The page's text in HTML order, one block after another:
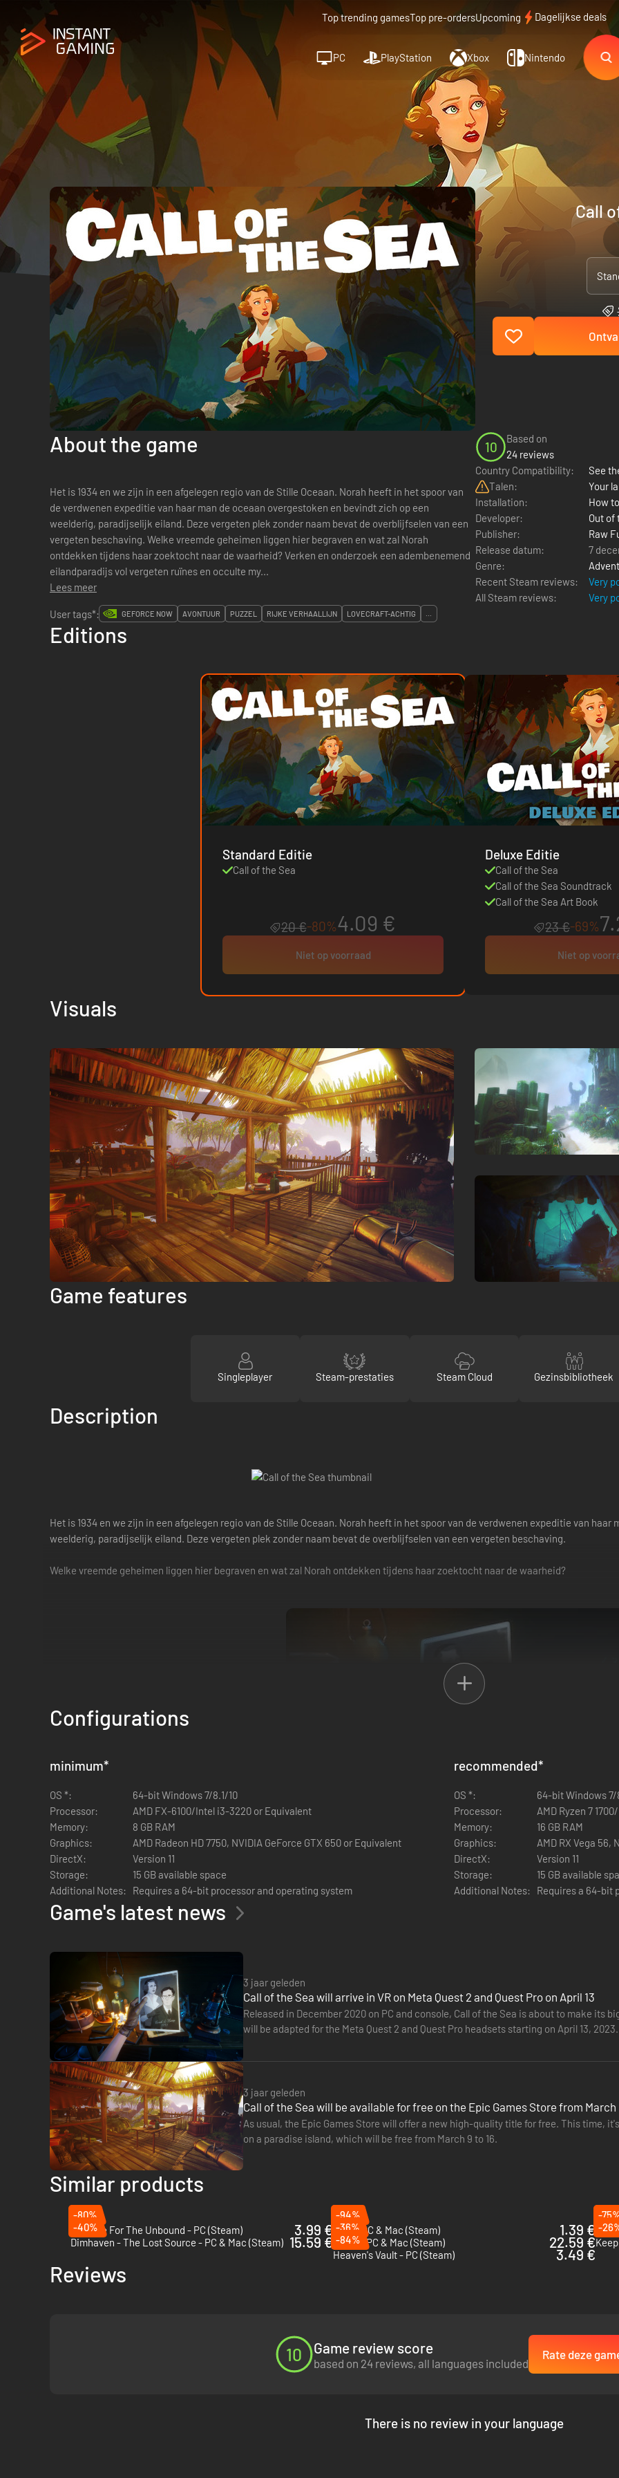
Top trending gamesTop pre-ordersUpcoming Dagelijkse deals
PC PlayStation Xbox Nintendo
Call
About the game
Het is 1934 en we zijn in een afgelegen regio van de Stille Oceaan. Norah heeft in het spoor van
de verdwenen expeditie van haar man de oceaan overgestoken en bevindt zich op een
weelderig, paradijselijk eiland. Deze vergeten plek zonder naam bevat de overblijfselen van een
vergeten beschaving. Welke vreemde geheimen liggen hier begraven en wat zal Norah
ontdekken tijdens haar zoektocht naar de waarheid? Verken en onderzoek een adembenemend
eilandparadijs vol vergeten ruïnes en occulte my...
Lees meer
10
Based on
24 reviews
Country Compatibility:
See
Talen:
Your
Installation:
How
Developer:
Out of
Publisher:
Raw
Release datum:
7
Genre:
Recent Steam reviews:
Very
All Steam reviews:
Very
User tags*:
GEFORCE NOW AVONTUUR PUZZEL RIJKE VERHAALLIJN LOVECRAFT-ACHTIG ...
Editions
Standard Editie
Call of the Sea
20 €-80%4.09 €
Niet op voorraad
Deluxe Editie
Call of the Sea
Call of the Sea Soundtrack
Call of the Sea Art Book
23 €-69%
Niet op
Visuals
Game features
Singleplayer Steam-prestaties Steam Cloud Gezinsbibliotheek
Description
Het is 1934 en we zijn in een afgelegen regio van de Stille Oceaan. Norah heeft in het spoor van de verdwenen expeditie van
weelderig, paradijselijk eiland. Deze vergeten plek zonder naam bevat de overblijfselen van een vergeten beschaving.
Welke vreemde geheimen liggen hier begraven en wat zal Norah ontdekken tijdens haar zoektocht naar de waarheid?
Verken en onderzoek een adembenemend eilandparadijs vol vergeten ruïnes en occulte mysteries.[/*]
Beleef een karakterstudie van een vrouw die op zoek is naar haar eigen identiteit en de waarheid achter de verdwijning van
(Firewatch[/*]
Laat jezelf meevoeren door dit verhalende avontuur vol emoties[/*][/list]
Configurations
minimum*
OS *:
64-bit Windows 7/8.1/10
Processor:
AMD FX-6100/Intel i3-3220 or Equivalent
Memory:
8 GB RAM
Graphics:
AMD Radeon HD 7750, NVIDIA GeForce GTX 650 or Equivalent
DirectX:
Version 11
Storage:
15 GB available space
Additional Notes:
Requires a 64-bit processor and operating system
recommended*
OS *:
64-bit Windows 7/
Processor:
AMD Ryzen 7
Memory:
16 GB RAM
Graphics:
AMD RX Vega 56,
DirectX:
Version 11
Storage:
15 GB available
Additional Notes:
Requires a 64-bit
Game's latest news
3 jaar geleden
Call of the Sea will arrive in VR on Meta Quest 2 and Quest Pro on April 13
Released in December 2020 on PC and console, Call of the Sea is about to make its
will be adapted for the Meta Quest 2 and Quest Pro headsets starting on April 13,
3 jaar geleden
Call of the Sea will be available for free on the Epic Games Store from March
As usual, the Epic Games Store will offer a new high-quality title for free. This time,
on a paradise island, which will be free from March 9 to 16.
Similar products
-80%
A Space For The Unbound - PC (Steam)
3.99 €
-94%
Röki - PC & Mac (Steam)
1.39 €
-
-40%
Dimhaven - The Lost Source - PC & Mac (Steam) 15.59 €
-36%
Riven - PC & Mac (Steam)
22.59 €
-
-84%
Heaven's Vault - PC (Steam)
3.49 €
Reviews
10 Game review score
based on 24 reviews, all languages included
Rate deze
There is no review in your language